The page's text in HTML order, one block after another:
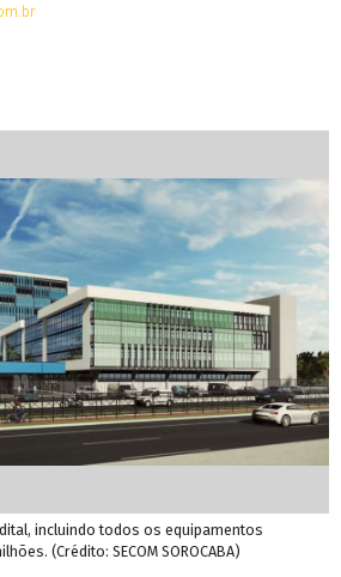
incluindo todos os equipamentos
(Crédito: SECOM SOROCABA)